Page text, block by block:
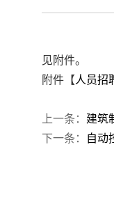
见附件。
附件【人员招
上一条： 建筑
下一条：
自动